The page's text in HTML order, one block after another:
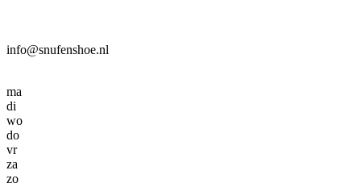
info@snufenshoe.nl
ma
di
wo
do
vr
za
zo